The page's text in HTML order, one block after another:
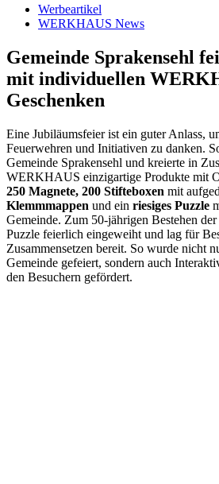
Werbeartikel
WERKHAUS News
Gemeinde Sprakensehl
mit individuellen
Geschenken
Eine Jubiläumsfeier ist ein guter Anlass,
Feuerwehren und Initiativen zu danken.
Gemeinde Sprakensehl und kreierte in
WERKHAUS einzigartige Produkte mit
250 Magnete, 200 Stifteboxen mit
Klemmmappen und ein riesiges Puzzle
Gemeinde. Zum 50-jährigen Bestehen
Puzzle feierlich eingeweiht und lag für
Zusammensetzen bereit. So wurde nicht
Gemeinde gefeiert, sondern auch
den Besuchern gefördert.